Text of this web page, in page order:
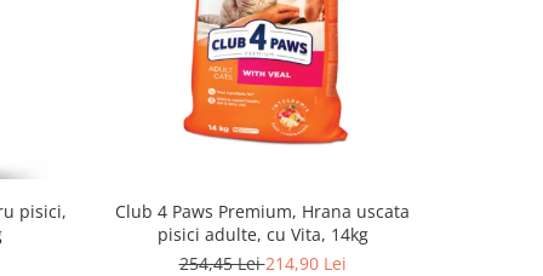
pisici,
Club 4 Paws Premium, Hrana uscata
pisici adulte, cu Vita, 14kg
254,45 Lei214,90 Lei